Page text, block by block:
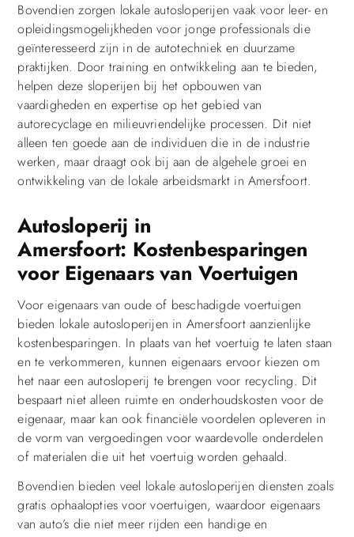
Bovendien zorgen lokale autosloperijen vaak voor leer- en
opleidingsmogelijkheden voor jonge professionals die
geïnteresseerd zijn in de autotechniek en duurzame
praktijken. Door training en ontwikkeling aan te bieden,
helpen deze sloperijen bij het opbouwen van
vaardigheden en expertise op het gebied van
autorecyclage en milieuvriendelijke processen. Dit niet
alleen ten goede aan de individuen die in de industrie
werken, maar draagt ook bij aan de algehele groei en
ontwikkeling van de lokale arbeidsmarkt in Amersfoort.
Autosloperij in
Amersfoort: Kostenbesparingen
voor Eigenaars van Voertuigen
Voor eigenaars van oude of beschadigde voertuigen
bieden lokale autosloperijen in Amersfoort aanzienlijke
kostenbesparingen. In plaats van het voertuig te laten staan
en te verkommeren, kunnen eigenaars ervoor kiezen om
het naar een autosloperij te brengen voor recycling. Dit
bespaart niet alleen ruimte en onderhoudskosten voor de
eigenaar, maar kan ook financiële voordelen opleveren in
de vorm van vergoedingen voor waardevolle onderdelen
of materialen die uit het voertuig worden gehaald.
Bovendien bieden veel lokale autosloperijen diensten zoals
gratis ophaalopties voor voertuigen, waardoor eigenaars
van auto’s die niet meer rijden een handige en